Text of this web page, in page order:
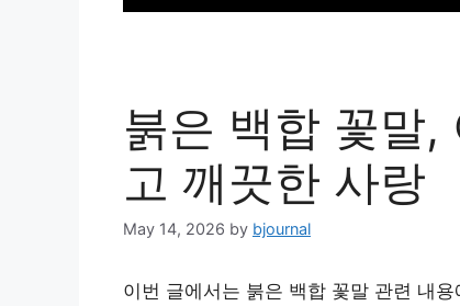
붉은 백합 꽃말,
고 깨끗한 사랑
May 14, 2026 by bjournal
이번 글에서는 붉은 백합 꽃말 관련 내